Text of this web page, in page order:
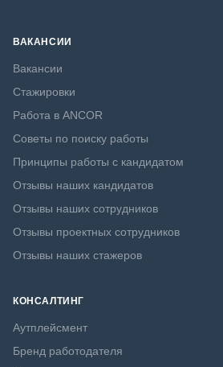
ВАКАНСИИ
Вакансии
Стажировки
Работа в ANCOR
Советы по поиску работы
Принципы работы с кандидатом
Отзывы наших кандидатов
Отзывы наших сотрудников
Отзывы проектных сотрудников
Отзывы наших стажеров
КОНСАЛТИНГ
Аутплейсмент
Бренд работодателя